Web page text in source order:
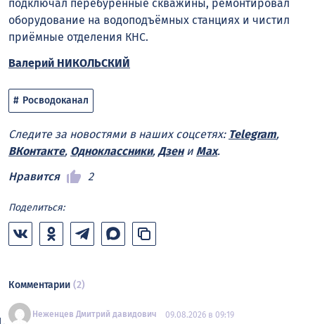
подключал перебуренные скважины, ремонтировал
оборудование на водоподъёмных станциях и чистил
приёмные отделения КНС.
Валерий НИКОЛЬСКИЙ
Росводоканал
Следите за новостями в наших соцсетях: Telegram,
ВКонтакте, Одноклассники, Дзени Max.
Нравится
2
Поделиться:
Комментарии (2)
Неженцев Дмитрий давидович
09.08.2026 в 09:19